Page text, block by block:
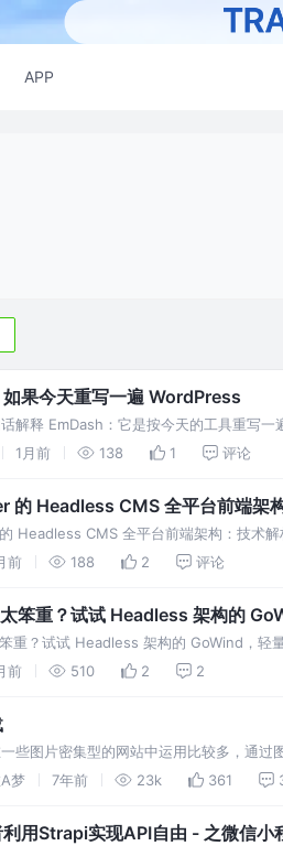
APP
果今天重写一遍 WordPress
解释 EmDash：它是按今天的工具重写
览] 它是什么：
1月前 138 1 评论
的 Headless CMS 全平台前端架
Headless CMS 全平台前端架构：技术
前 188 2 评论
笨重？试试 Headless 架构的
重？试试 Headless 架构的 GoWind，轻
慢到让人耐心耗尽，
前 510 2 2
些图片密集型的网站中运用比较多，通
并发请求的连接数有限制），这样就可
梦 7年前 23k 361
用Strapi实现API自由 - 之微信小